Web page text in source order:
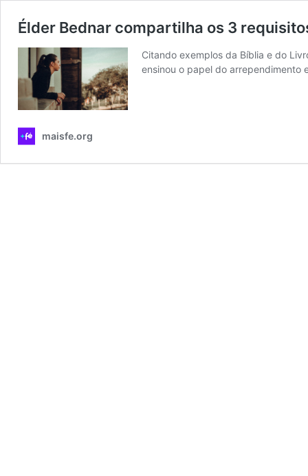
Élder Bednar compartilha os 3
Citando exemplos da Bíblia e do
ensinou o papel do arrependimento
maisfe.org